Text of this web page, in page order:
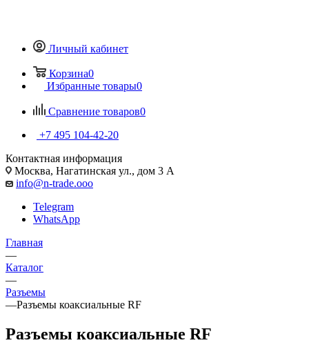
Личный кабинет
Корзина0
Избранные товары0
Сравнение товаров0
+7 495 104-42-20
Контактная информация
Москва, Нагатинская ул., дом 3 А
info@n-trade.ooo
Telegram
WhatsApp
Главная
—
Каталог
—
Разъeмы
—Разъeмы коаксиальные RF
Разъeмы коаксиальные RF